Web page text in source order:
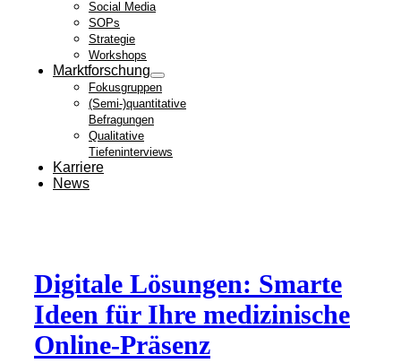
Social Media
SOPs
Strategie
Workshops
Marktforschung
Fokusgruppen
(Semi-)quantitative
Befragungen
Qualitative
Tiefeninterviews
Karriere
News
Digitale Lösungen: Smarte
Ideen für Ihre medizinische
Online-Präsenz